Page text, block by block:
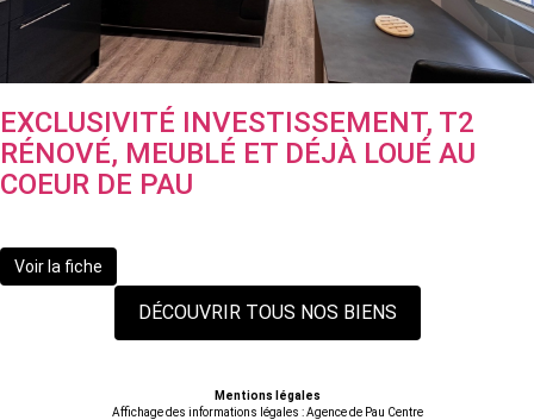
EXCLUSIVITÉ INVESTISSEMENT, T2
RÉNOVÉ, MEUBLÉ ET DÉJÀ LOUÉ AU
COEUR DE PAU
Voir la fiche
DÉCOUVRIR TOUS NOS BIENS
Mentions légales
Affichage des informations légales : Agence de Pau Centre